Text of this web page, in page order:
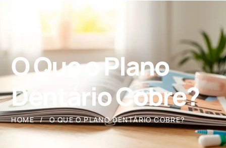
O Que o Plano
Dentário Cobre?
HOME O QUE O PLANO DENTÁRIO COBRE?